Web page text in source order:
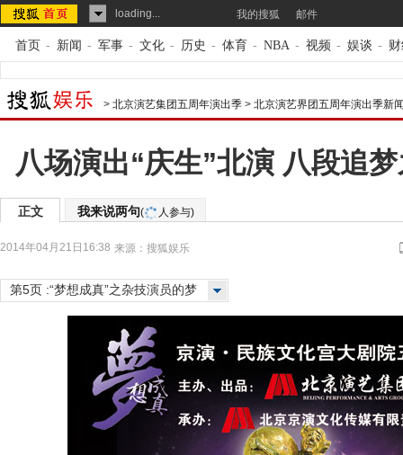
loading... 我的搜狐 邮件
首页 - 新闻 - 军事 - 文化 - 历史 - 体育 - NBA - 视频 - 娱谈 -
> 北京演艺集团五周年演出季 > 北京演艺界团五周年演出季新
八场演出“庆生”北演 八段追
正文 我来说两句( 人参与)
2014年04月21日16:38 来源： 搜狐娱乐
第5页 :“梦想成真”之杂技演员的梦